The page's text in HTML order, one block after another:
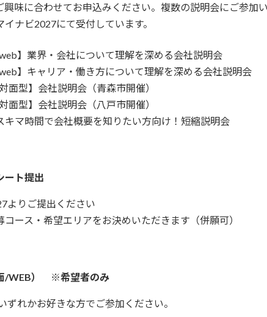
興味に合わせてお申込みください。複数の説明会にご参加
イナビ2027にて受付しています。
】業界・会社について理解を深める会社説明会
】キャリア・働き方について理解を深める会社説明会
面型】会社説明会（青森市開催）
面型】会社説明会（八戸市開催）
キマ時間で会社概要を知りたい方向け！短縮説明会
ート提出
よりご提出ください
コース・希望エリアをお決めいただきます（併願可）
/WEB） ※希望者のみ
ずれかお好きな方でご参加ください。